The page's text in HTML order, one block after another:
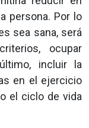
persona. Por lo
sea sana, será
ocupar
incluir la
en el ejercicio
el ciclo de vida